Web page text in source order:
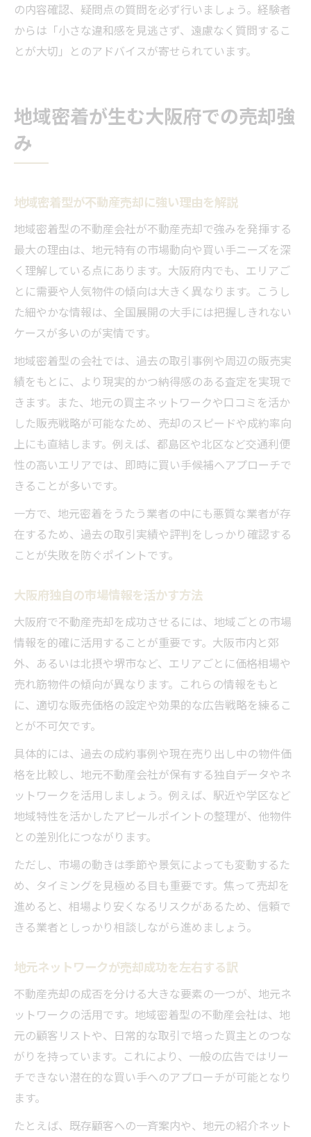
の内容確認、疑問点の質問を必ず行いましょう。経験者
からは「小さな違和感を見逃さず、遠慮なく質問するこ
とが大切」とのアドバイスが寄せられています。
地域密着が生む大阪府での売却強
み
地域密着型が不動産売却に強い理由を解説
地域密着型の不動産会社が不動産売却で強みを発揮する
最大の理由は、地元特有の市場動向や買い手ニーズを深
く理解している点にあります。大阪府内でも、エリアご
とに需要や人気物件の傾向は大きく異なります。こうし
た細やかな情報は、全国展開の大手には把握しきれない
ケースが多いのが実情です。
地域密着型の会社では、過去の取引事例や周辺の販売実
績をもとに、より現実的かつ納得感のある査定を実現で
きます。また、地元の買主ネットワークや口コミを活か
した販売戦略が可能なため、売却のスピードや成約率向
上にも直結します。例えば、都島区や北区など交通利便
性の高いエリアでは、即時に買い手候補へアプローチで
きることが多いです。
一方で、地元密着をうたう業者の中にも悪質な業者が存
在するため、過去の取引実績や評判をしっかり確認する
ことが失敗を防ぐポイントです。
大阪府独自の市場情報を活かす方法
大阪府で不動産売却を成功させるには、地域ごとの市場
情報を的確に活用することが重要です。大阪市内と郊
外、あるいは北摂や堺市など、エリアごとに価格相場や
売れ筋物件の傾向が異なります。これらの情報をもと
に、適切な販売価格の設定や効果的な広告戦略を練るこ
とが不可欠です。
具体的には、過去の成約事例や現在売り出し中の物件価
格を比較し、地元不動産会社が保有する独自データやネ
ットワークを活用しましょう。例えば、駅近や学区など
地域特性を活かしたアピールポイントの整理が、他物件
との差別化につながります。
ただし、市場の動きは季節や景気によっても変動するた
め、タイミングを見極める目も重要です。焦って売却を
進めると、相場より安くなるリスクがあるため、信頼で
きる業者としっかり相談しながら進めましょう。
地元ネットワークが売却成功を左右する訳
不動産売却の成否を分ける大きな要素の一つが、地元ネ
ットワークの活用です。地域密着型の不動産会社は、地
元の顧客リストや、日常的な取引で培った買主とのつな
がりを持っています。これにより、一般の広告ではリー
チできない潜在的な買い手へのアプローチが可能となり
ます。
たとえば、既存顧客への一斉案内や、地元の紹介ネット